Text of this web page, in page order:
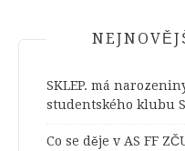
SKLEP. má
studentského klubu
Co se děje v AS FF